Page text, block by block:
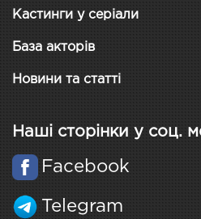
Кастинги у серіали
База акторів
Новини та статті
Наші сторінки у соц.
Facebook
Telegram